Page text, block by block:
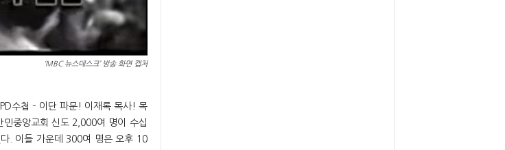
‘MBC 뉴스데스크’ 방송 화면 캡처
수첩 – 이단 파문! 이재록 목사! 목
중앙교회 신도 2,000여 명이 수십
. 이들 가운데 300여 명은 오후 10